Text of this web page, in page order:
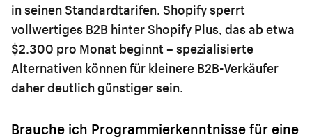
in seinen Standardtarifen. Shopify sperrt
vollwertiges B2B hinter Shopify Plus, das ab etwa
$2.300 pro Monat beginnt – spezialisierte
Alternativen können für kleinere B2B-Verkäufer
daher deutlich günstiger sein.
Brauche ich Programmierkenntnisse für eine